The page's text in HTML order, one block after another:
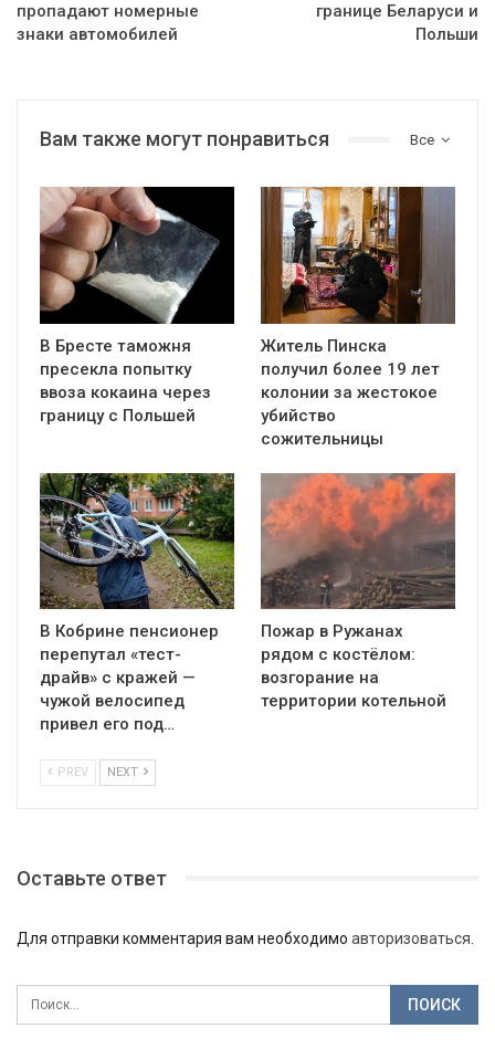
пропадают номерные
знаки автомобилей
границе Беларуси и
Польши
Все
Вам также могут понравиться
В Бресте таможня
пресекла попытку
ввоза кокаина через
границу с Польшей
Житель Пинска
получил более 19 лет
колонии за жестокое
убийство
сожительницы
В Кобрине пенсионер
перепутал «тест-
драйв» с кражей —
чужой велосипед
привел его под…
Пожар в Ружанах
рядом с костёлом:
возгорание на
территории котельной
PREV NEXT
Оставьте ответ
Для отправки комментария вам необходимо авторизоваться